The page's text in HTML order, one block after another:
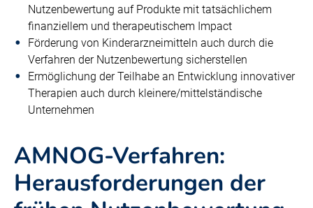
Nutzenbewertung auf Produkte mit tatsächlichem
finanziellem und therapeutischem Impact
Förderung von Kinderarzneimitteln auch durch die
Verfahren der Nutzenbewertung sicherstellen
Ermöglichung der Teilhabe an Entwicklung innovativer
Therapien auch durch kleinere/mittelständische
Unternehmen
AMNOG-Verfahren:
Herausforderungen der